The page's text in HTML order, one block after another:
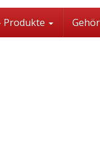
Produkte